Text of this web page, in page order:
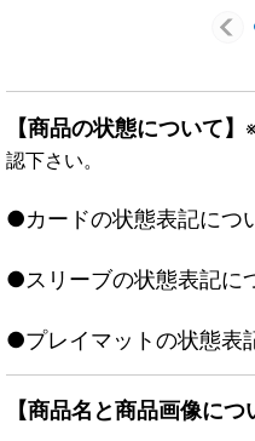
【商品の状態について】
認下さい。
●カードの状態表記につ
●スリーブの状態表記に
●プレイマットの状態表
【商品名と商品画像につ